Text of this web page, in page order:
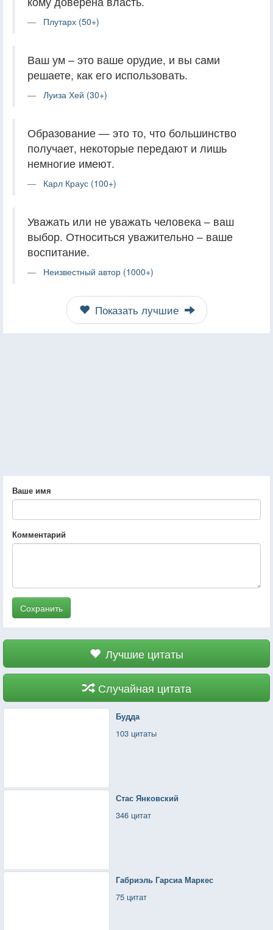
Плутарх (50+)
Ваш ум – это ваше орудие, и вы сами
решаете, как его использовать.
Луиза Хей (30+)
Образование — это то, что большинство
получает, некоторые передают и лишь
немногие имеют.
Карл Краус (100+)
Уважать или не уважать человека – ваш
выбор. Относиться уважительно – ваше
воспитание.
Неизвестный автор (1000+)
Показать лучшие
Ваше имя
Комментарий
Сохранить
Лучшие цитаты
Случайная цитата
Будда
103 цитаты
Стас Янковский
346 цитат
Габриэль Гарсиа Маркес
75 цитат